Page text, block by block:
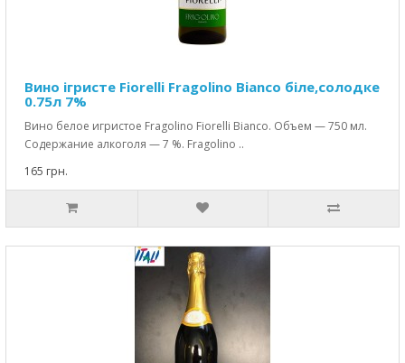
Вино ігристе Fiorelli Fragolino Bianco біле,солодке
0.75л 7%
Вино белое игристое Fragolino Fiorelli Bianco. Объем — 750 мл.
Содержание алкоголя — 7 %. Fragolino ..
165 грн.